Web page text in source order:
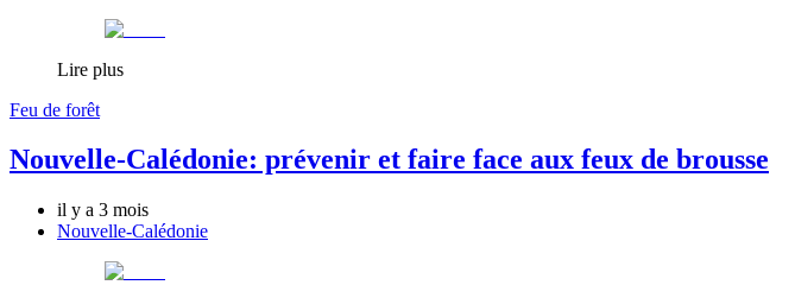
Lire plus
Feu de forêt
Nouvelle-Calédonie: prévenir et faire face aux feux de brousse
il y a 3 mois
Nouvelle-Calédonie